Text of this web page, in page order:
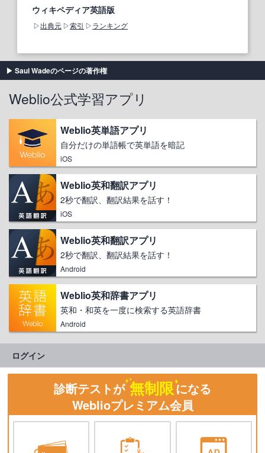
ウィキペディア英語版
出典元 索引 ランキング
Saul Wadeのページの著作権
Weblio公式学習アプリ
Weblio英単語アプリ
自分だけの単語帳で英単語を暗記
iOS
Weblio英和翻訳アプリ
2秒で翻訳、翻訳結果を話す！
iOS
Weblio英和翻訳アプリ
2秒で翻訳、翻訳結果を話す！
Android
Weblio英和辞書アプリ
英和・和英を一度に検索する英語辞書
Android
ログイン
診断テストが 無制限になる
Weblioプレミアム会員